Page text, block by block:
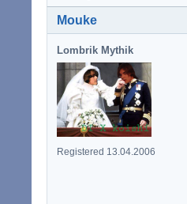
Mouke
Lombrik Mythik
Registered 13.04.2006